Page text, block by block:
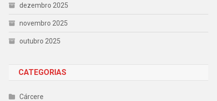
dezembro 2025
novembro 2025
outubro 2025
CATEGORIAS
Cárcere